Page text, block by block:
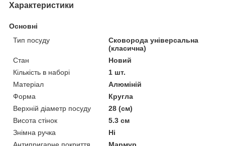
Характеристики
Основні
Тип посуду
Сковорода універсальна
(класична)
Стан
Новий
Кількість в наборі
1 шт.
Матеріал
Алюміній
Форма
Кругла
Верхній діаметр посуду
28 (см)
Висота стінок
5.3 см
Знімна ручка
Ні
Антипригарне покриття
Мармур